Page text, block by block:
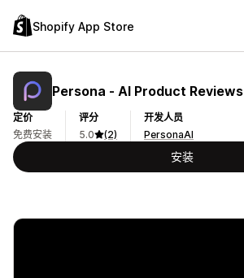
Shopify App Store
Persona ‑ AI Product Reviews
定价
免费安装
评分
5.0
(2)
开发人员
PersonaAI
安装